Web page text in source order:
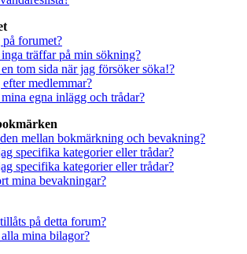
forumet?
träffar på min sökning?
tom sida när jag försöker söka!?
medlemmar?
egna inlägg och trådar?
mellan bokmärkning och bevakning?
specifika kategorier eller trådar?
specifika kategorier eller trådar?
mina bevakningar?
på detta forum?
mina bilagor?